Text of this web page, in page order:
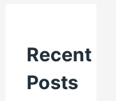
Recent
Posts